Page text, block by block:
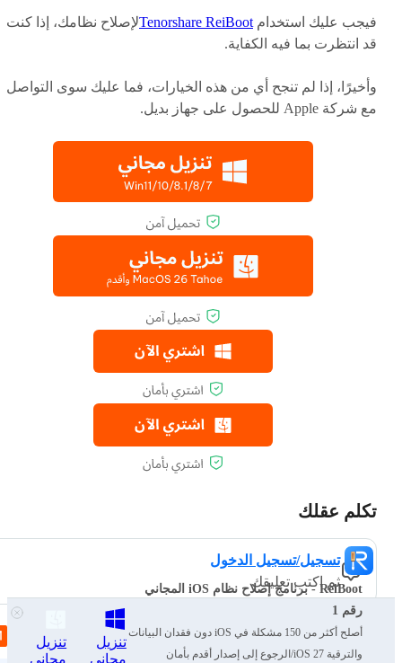
فيجب عليك استخدام Tenorshare ReiBootلإصلاح نظامك، إذا كنت
قد انتظرت بما فيه الكفاية.
وأخيرًا، إذا لم تنجح أي من هذه الخيارات، فما عليك سوى التواصل
مع شركة Apple للحصول على جهاز بديل.
تكلم عقلك
تسجيل/تسجيل الدخول
ثم اكتب تعليقك
مقالات ذات صلة
ReiBoot - برنامج إصلاح نظام iOS المجاني
رقم 1
أصلح أكثر من 150 مشكلة في iOS دون فقدان البيانات
والترقية iOS 27/الرجوع إلى إصدار أقدم بأمان
تنزيل
مجاني
تنزيل
مجاني